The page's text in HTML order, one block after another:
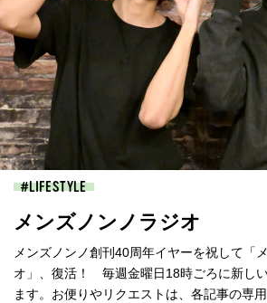
LIFESTYLE
メンズノンノラジオ
メンズノンノ創刊40周年イヤーを祝して「
オ」、復活！ 毎週金曜日18時ごろに新し
ます。お便りやリクエストは、各記事の専